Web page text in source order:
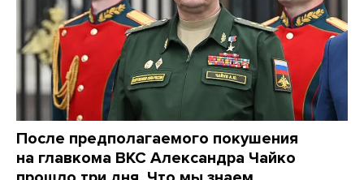
После предполагаемого покушения
на главкома ВКС Александра Чайко